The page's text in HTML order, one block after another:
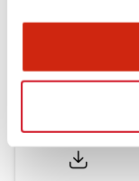
Flush
2025/09/19